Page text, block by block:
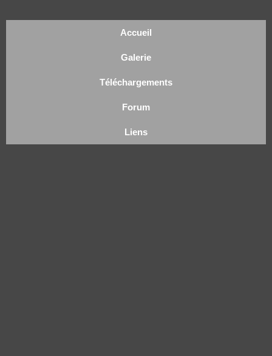
Accueil
Galerie
Téléchargements
Forum
Liens